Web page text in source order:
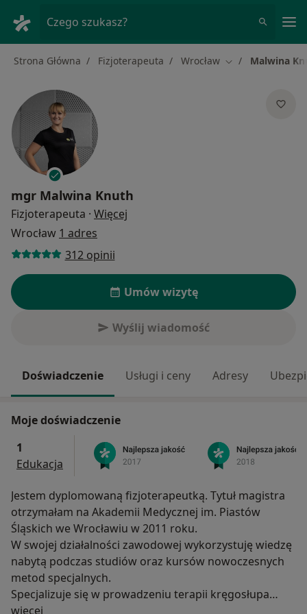
Czego szukasz?
Strona Główna Fizjoterapeuta Wrocław Zmień miasto
Malwina
mgr Malwina Knuth
Fizjoterapeuta · Więcej
Wrocław 1 adres
312 opinii
Umów wizytę
Wyślij wiadomość
Doświadczenie Usługi i ceny Adresy
Moje doświadczenie
1
Edukacja
Jestem dyplomowaną fizjoterapeutką. Tytuł magistra
otrzymałam na Akademii Medycznej im. Piastów
Śląskich we Wrocławiu w 2011 roku.
W swojej działalności zawodowej wykorzystuję wiedzę
nabytą podczas studiów oraz kursów nowoczesnych
metod specjalnych.
Specjalizuje się w prowadzeniu terapii kręgosłupa
łącząc wiedzę zdobytą podczas kursów: Metody MDT
więcej